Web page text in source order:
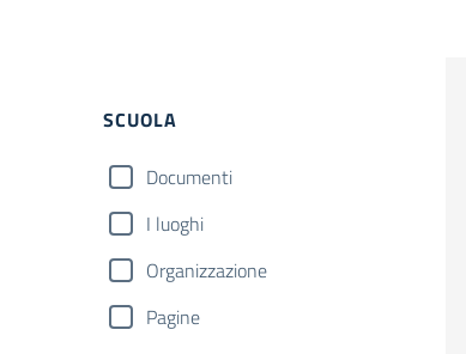
Filtri
SCUOLA
Documenti
I luoghi
Organizzazione
Pagine